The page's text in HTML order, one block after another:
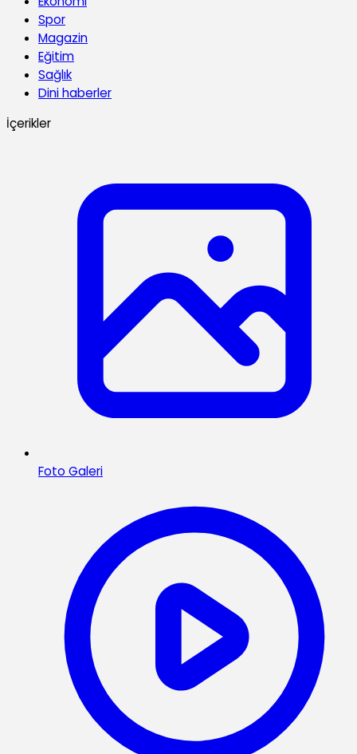
Spor
Magazin
Eğitim
Sağlık
Dini haberler
İçerikler
Foto Galeri